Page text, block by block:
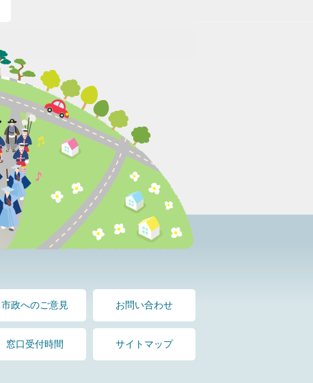
市政へのご意見 お問い合わせ
窓口受付時間 サイトマップ